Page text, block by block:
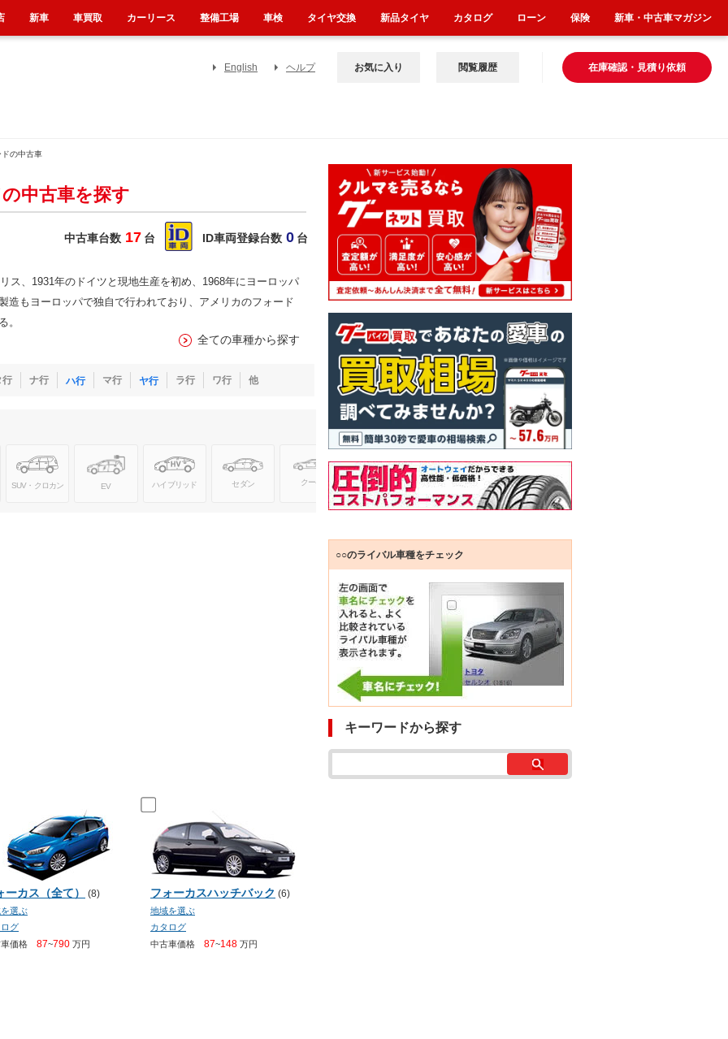
English ヘルプ 在庫確認・見積り依頼
お気に入り 閲覧履歴
の中古車
中古車を探す
中古車台数 17 台 ID車両登録台数 0 台
ス、1931年のドイツと現地生産を初め、1968年にヨーロッパ
造もヨーロッパで独自で行われており、アメリカのフォード
。
全ての車種から探す
行 ナ行 ハ行 マ行 ヤ行 ラ行 ワ行 他
SUV・クロカン EV ハイブリッド セダン クーペ
ステーション
ワゴン
オープンカー 商用車 キャンピングカー
ーカス（全て） (8)
選ぶ
グ
車価格 87~790 万円
フォーカスハッチバック (6)
地域を選ぶ
カタログ
中古車価格 87~148 万円
○○のライバル車種をチェック
キーワードから探す
新車 車買取 カーリース 整備工場 車検 タイヤ交換 新品タイヤ カタログ ローン 保険 新車・中古車マガジン